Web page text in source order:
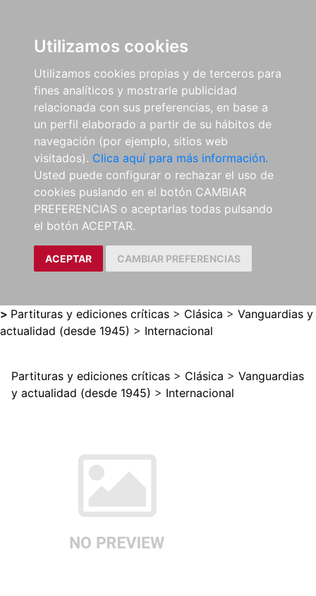
Utilizamos cookies
Utilizamos cookies propias y de terceros para
fines analíticos y mostrarle publicidad
relacionada con sus preferencias, en base a
un perfil elaborado a partir de su hábitos de
navegación (por ejemplo, sitios web
visitados). Clica aquí para más información.
Usted puede configurar o rechazar el uso de
cookies puslando en el botón CAMBIAR
PREFERENCIAS o aceptarlas todas pulsando
el botón ACEPTAR.
ACEPTAR CAMBIAR PREFERENCIAS
> Partituras y ediciones críticas > Clásica > Vanguardias y
actualidad (desde 1945) > Internacional
Partituras y ediciones críticas > Clásica > Vanguardias
y actualidad (desde 1945) > Internacional